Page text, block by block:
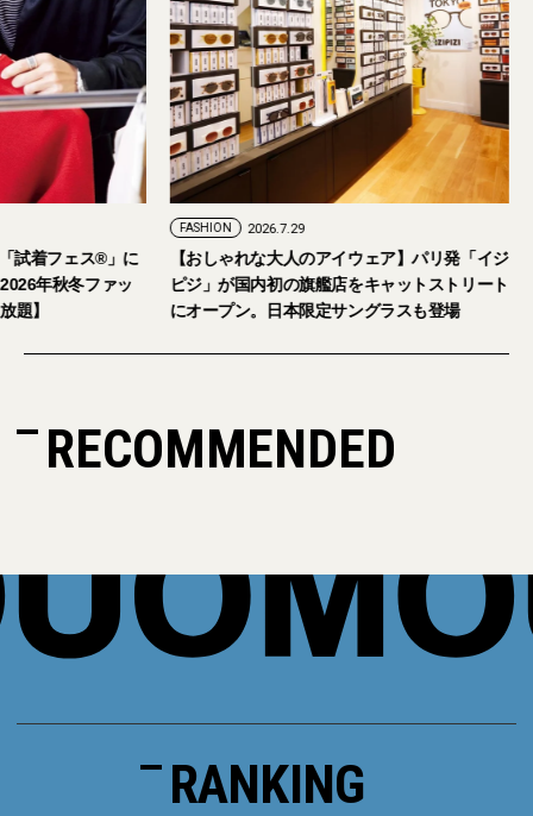
試着フェス®︎」に
年秋冬ファッ
題】
FASHION 2026.7.29
【おしゃれな大人のアイウェア】パリ発「イジ
ピジ」が国内初の旗艦店をキャットストリート
にオープン。日本限定サングラスも登場
RECOMMENDED
RANKING